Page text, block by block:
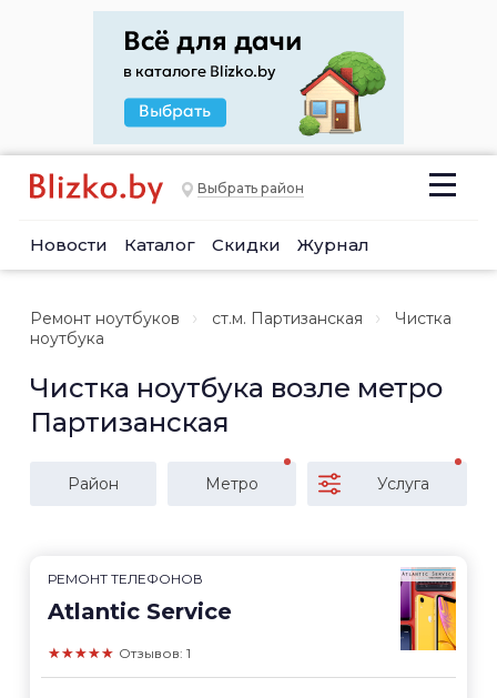
Выбрать район
Новости Каталог Скидки Журнал
Ремонт ноутбуков ст.м. Партизанская
Чистка
ноутбука
Чистка ноутбука возле метро
Партизанская
Район Метро Услуга
РЕМОНТ ТЕЛЕФОНОВ
Atlantic Service
★★★★★ Отзывов: 1